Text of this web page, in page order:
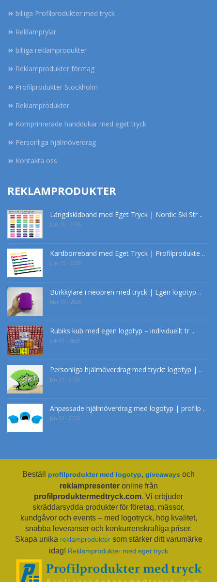
billiga Profilprodukter med tryck
Reklamprylar
billiga reklamprodukter
Reklamprodukter företag
Profilprodukter Stockholm
Reklamprodukter
Komprimerade handdukar med eget tryck
Personliga hjälmöverdrag
Kontakta oss
REKLAMPRODUKTER
Längdskidband med Eget Tryck | Nordic Ski Str ..
Jun 15 - 2026
Kardborreband med Eget Tryck | Profilprodukte ..
Jun 15 - 2026
Burkkylare i neopren med tryck | Egen logotyp ..
Mar 15 - 2026
Rubiks kub med egen logotyp – individuellt tr ..
Feb 01 - 2026
Personliga hjälmöverdrag med tryckt logotyp | ..
Jan 22 - 2026
Anpassade hjälmöverdrag med logotyp | profilp ..
Jan 22 - 2026
Beställ profilprodukter med logotyp, giveaways och
reklampresenteronline från
profilproduktermedtryck.com. Vi erbjuder
skräddarsydda produkter för företag, mässor,
kundgåvor och events – med logotryck, hög kvalitet,
snabba leveranser och konkurrenskraftiga priser.
Skapa unika reklamproduktersom stärker ditt varumärke
idag! Reklamprodukter med eget tryck